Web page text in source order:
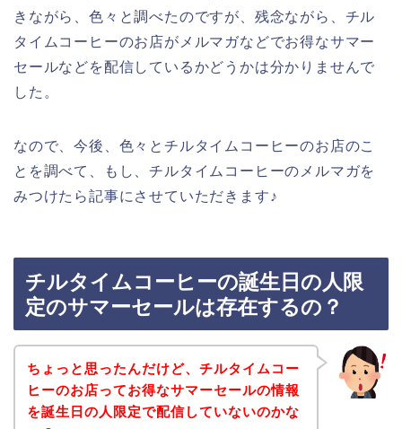
きながら、色々と調べたのですが、残念ながら、チル
タイムコーヒーのお店がメルマガなどでお得なサマー
セールなどを配信しているかどうかは分かりませんで
した。
なので、今後、色々とチルタイムコーヒーのお店のこ
とを調べて、もし、チルタイムコーヒーのメルマガを
みつけたら記事にさせていただきます♪
チルタイムコーヒーの誕生日の人限
定のサマーセールは存在するの？
ちょっと思ったんだけど、チルタイムコー
ヒーのお店ってお得なサマーセールの情報
を誕生日の人限定で配信していないのかな